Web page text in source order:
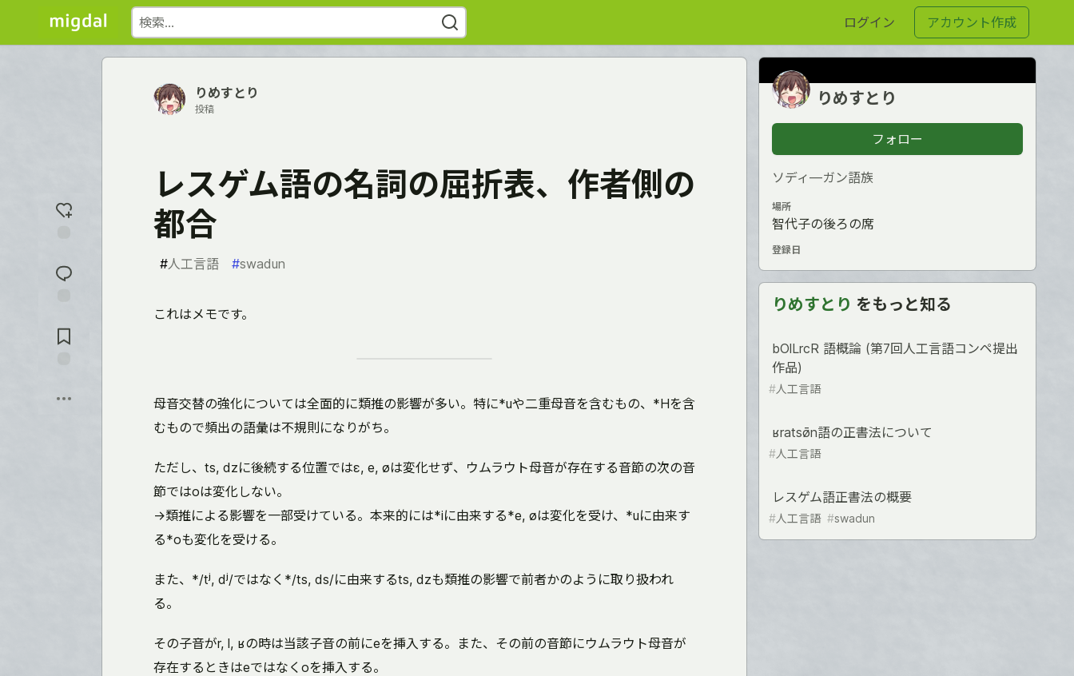
ログイン アカウント作成
応
を
メ
ン
ぶ
りめすとり
投稿
レスゲム語の名詞の屈折表、作者側の
都合
#人工言語 #swadun
これはメモです。
母音交替の強化については全面的に類推の影響が多い。特に*uや二重母音を含むもの、*Hを含
むもので頻出の語彙は不規則になりがち。
ただし、ts, dzに後続する位置ではε, e, øは変化せず、ウムラウト母音が存在する音節の次の音
節ではoは変化しない。
→類推による影響を一部受けている。本来的には*iに由来する*e, øは変化を受け、*uに由来す
る*oも変化を受ける。
また、*/tʲ, dʲ/ではなく*/ts, ds/に由来するts, dzも類推の影響で前者かのように取り扱われ
る。
その子音がr, l, ʁの時は当該子音の前にeを挿入する。また、その前の音節にウムラウト母音が
存在するときはeではなくoを挿入する。
りめすとり
フォロー
ソディ―ガン語族
場所
智代子の後ろの席
登録日
りめすとり をもっと知る
bOlLrcR 語概論 (第7回人工言語コンペ提出
作品)
#人工言語
ʁratsø̄n語の正書法について
#人工言語
レスゲム語正書法の概要
#人工言語 #swadun